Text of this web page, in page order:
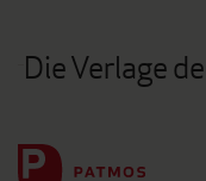
Die Verlage